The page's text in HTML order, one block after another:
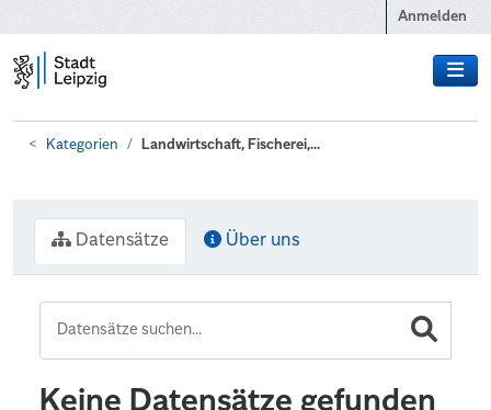
Anmelden
Kategorien Landwirtschaft, Fischerei,...
Datensätze Über uns
Keine Datensätze gefunden